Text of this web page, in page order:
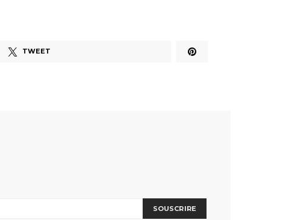
TWEET
SOUSCRIRE